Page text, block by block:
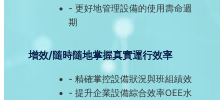
更好地管理設備的使用壽命週
期
增效/隨時隨地掌握真實運行效率
精確掌控設備狀況與班組績效
提升企業設備綜合效率OEE水